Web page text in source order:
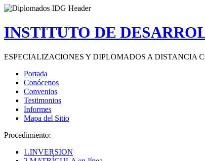
INSTITUTO DE
ESPECIALIZACIONES Y DIPLOMADOS A DISTANCIA
Portada
Conócenos
Convenios
Testimonios
Informes
Mapa del Sitio
Procedimiento:
1.INVERSION